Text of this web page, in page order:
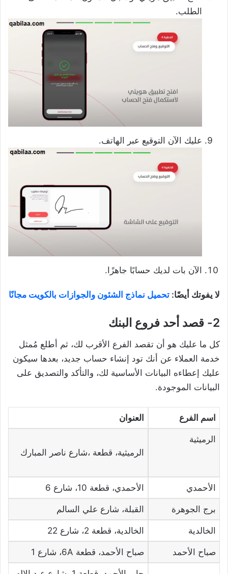
الطلب.
عليك الآن التوقيع عبر الهاتف.
الآن بات لديك حسابًا جاهزًا.
لا يفوتك أيضًا: تحميل نماذج الشئون والجوازات بالكويت مجانًا
2- قصد أحد فروع البنك
كل ما عليك هو أن تقصد الفرع الأقرب لك، ثم أطلع مُمثل
خدمة العملاء عن أنك تود إنشاء حساب جديد، بعدها سيكون
عليك إعطاءه البيانات الأساسية لك، والتأكد والتصديق على
البيانات الموجودة.
اسم الفرع العنوان
الرميثية
الرميثية، قطعة ،شارع ناصر المبارك
الأحمدي الأحمدي، قطعة 10، شارع 6
برج الجوهرة القبلة، شارع علي السالم
الخالدية الخالدية، قطعة 2، شارع 22
صباح الأحمد صباح الأحمد، قطعة 6A، شارع 1